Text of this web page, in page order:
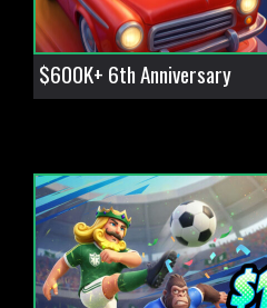
$600K+ 6th Anniversary